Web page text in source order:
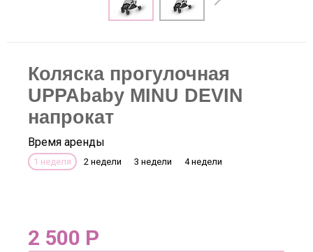
Коляска прогулочная
UPPAbaby MINU DEVIN
напрокат
Время аренды
1 неделя 2 недели 3 недели 4 недели
2 500 Р